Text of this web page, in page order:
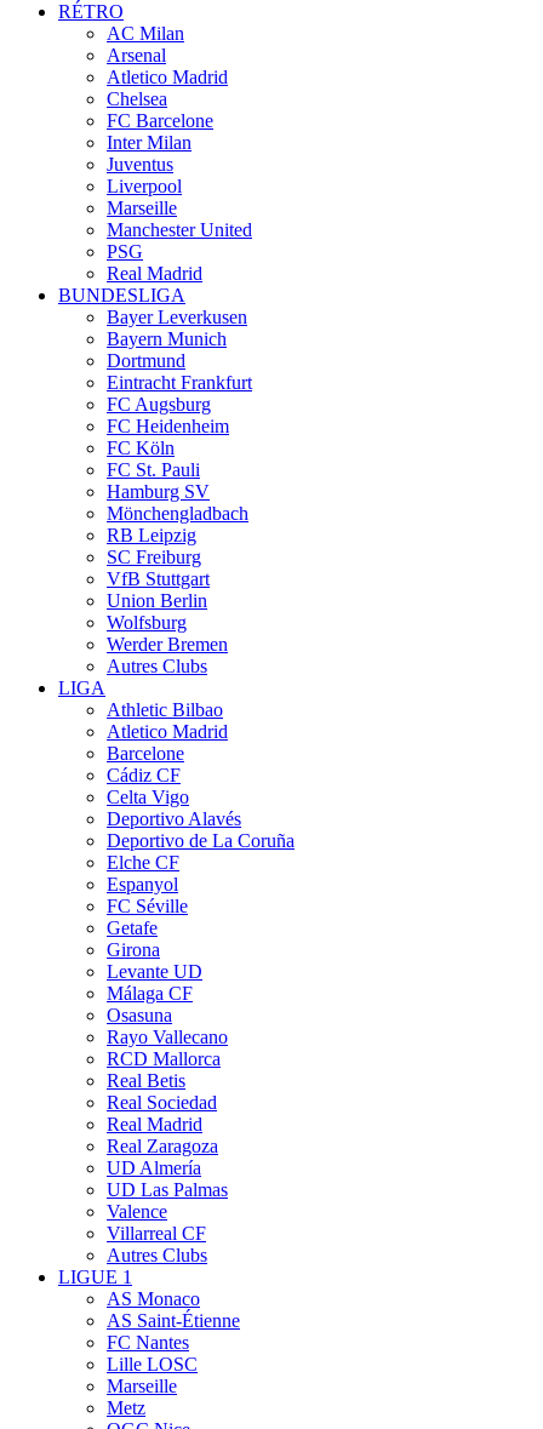
RÉTRO
AC Milan
Arsenal
Atletico Madrid
Chelsea
FC Barcelone
Inter Milan
Juventus
Liverpool
Marseille
Manchester United
PSG
Real Madrid
BUNDESLIGA
Bayer Leverkusen
Bayern Munich
Dortmund
Eintracht Frankfurt
FC Augsburg
FC Heidenheim
FC Köln
FC St. Pauli
Hamburg SV
Mönchengladbach
RB Leipzig
SC Freiburg
VfB Stuttgart
Union Berlin
Wolfsburg
Werder Bremen
Autres Clubs
LIGA
Athletic Bilbao
Atletico Madrid
Barcelone
Cádiz CF
Celta Vigo
Deportivo Alavés
Deportivo de La Coruña
Elche CF
Espanyol
FC Séville
Getafe
Girona
Levante UD
Málaga CF
Osasuna
Rayo Vallecano
RCD Mallorca
Real Betis
Real Sociedad
Real Madrid
Real Zaragoza
UD Almería
UD Las Palmas
Valence
Villarreal CF
Autres Clubs
LIGUE 1
AS Monaco
AS Saint-Étienne
FC Nantes
Lille LOSC
Marseille
Metz